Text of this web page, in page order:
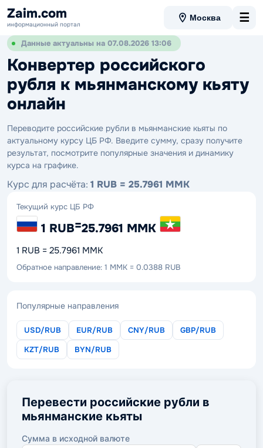
Zaim.com
информационный портал
Москва ☰
Данные актуальны на 07.08.2026 13:06
Конвертер российского
рубля к мьянманскому кьяту
онлайн
Переводите российские рубли в мьянманские кьяты по
актуальному курсу ЦБ РФ. Введите сумму, сразу получите
результат, посмотрите популярные значения и динамику
курса на графике.
Курс для расчёта: 1 RUB = 25.7961 MMK
Текущий курс ЦБ РФ
1 RUB=25.7961 MMK
1 RUB = 25.7961 MMK
Обратное направление: 1 MMK = 0.0388 RUB
Популярные направления
USD/RUB EUR/RUB CNY/RUB
GBP/RUB
KZT/RUB
BYN/RUB
Перевести российские рубли в
мьянманские кьяты
Сумма в исходной валюте